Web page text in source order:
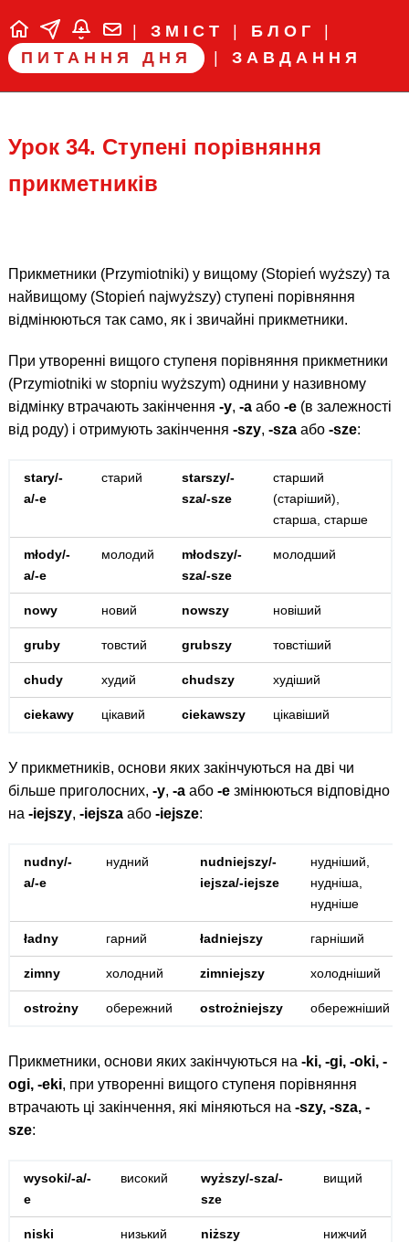
ЗМІСТ БЛОГ
ПИТАННЯ ДНЯ
| ЗАВДАННЯ
Урок 34. Ступені порівняння
прикметників
Прикметники (Przymiotniki) у вищому (Stopień wyższy) та
найвищому (Stopień najwyższy) ступені порівняння
відмінюються так само, як і звичайні прикметники.
При утворенні вищого ступеня порівняння прикметники
(Przymiotniki w stopniu wyższym) однини у називному
відмінку втрачають закінчення -y, -aабо -e(в залежності
від роду) і отримують закінчення -szy, -szaабо -sze:
stary/-
a/-e
старий
starszy/-
sza/-sze
старший
(старіший),
старша, старше
młody/-
a/-e
молодий
młodszy/-
sza/-sze
молодший
nowy новий nowszy новіший
gruby товстий grubszy товстіший
chudy худий chudszy худіший
ciekawy цікавий ciekawszy цікавіший
У прикметників, основи яких закінчуються на дві чи
більше приголосних, -y, -aабо -eзмінюються відповідно
на -iejszy, -iejszaабо -iejsze:
nudny/-
a/-e
нудний
nudniejszy/-
iejsza/-iejsze
нудніший,
нудніша,
нудніше
ładny гарний ładniejszy гарніший
zimny холодний zimniejszy холодніший
ostrożny обережний ostrożniejszy обережніший
Прикметники, основи яких закінчуються на -ki, -gi, -oki, -
ogi, -eki, при утворенні вищого ступеня порівняння
втрачають ці закінчення, які міняються на -szy, -sza, -
sze:
wysoki/-a/-
e
високий
wyższy/-sza/-
sze
вищий
niski низький niższy нижчий